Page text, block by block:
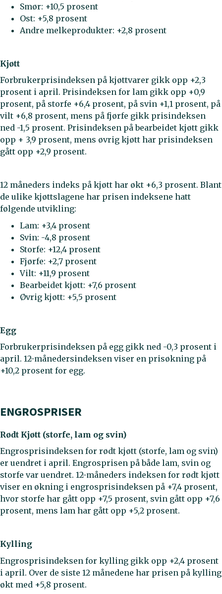
Smør: +10,5 prosent
Ost: +5,8 prosent
Andre melkeprodukter: +2,8 prosent
Kjøtt
Forbrukerprisindeksen på kjøttvarer gikk opp +2,3
prosent i april. Prisindeksen for lam gikk opp +0,9
prosent, på storfe +6,4 prosent, på svin +1,1 prosent, på
vilt +6,8 prosent, mens på fjørfe gikk prisindeksen
ned -1,5 prosent. Prisindeksen på bearbeidet kjøtt gikk
opp + 3,9 prosent, mens øvrig kjøtt har prisindeksen
gått opp +2,9 prosent.
12 måneders indeks på kjøtt har økt +6,3 prosent. Blant
de ulike kjøttslagene har prisen indeksene hatt
følgende utvikling:
Lam: +3,4 prosent
Svin: -4,8 prosent
Storfe: +12,4 prosent
Fjørfe: +2,7 prosent
Vilt: +11,9 prosent
Bearbeidet kjøtt: +7,6 prosent
Øvrig kjøtt: +5,5 prosent
Egg
Forbrukerprisindeksen på egg gikk ned -0,3 prosent i
april. 12-månedersindeksen viser en prisøkning på
+10,2 prosent for egg.
ENGROSPRISER
Rødt Kjøtt (storfe, lam og svin)
Engrosprisindeksen for rødt kjøtt (storfe, lam og svin)
er uendret i april. Engrosprisen på både lam, svin og
storfe var uendret. 12-måneders indeksen for rødt kjøtt
viser en økning i engrosprisindeksen på +7,4 prosent,
hvor storfe har gått opp +7,5 prosent, svin gått opp +7,6
prosent, mens lam har gått opp +5,2 prosent.
Kylling
Engrosprisindeksen for kylling gikk opp +2,4 prosent
i april. Over de siste 12 månedene har prisen på kylling
økt med +5,8 prosent.